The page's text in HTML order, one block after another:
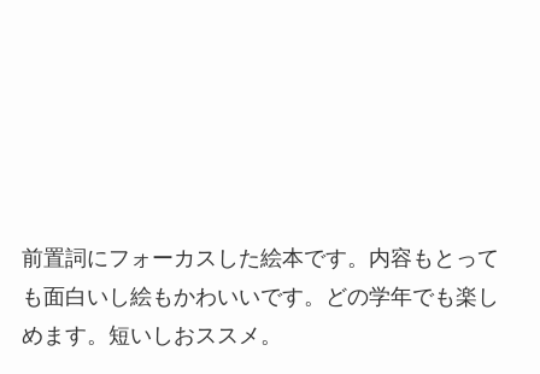
前置詞にフォーカスした絵本です。内容もとって
も面白いし絵もかわいいです。どの学年でも楽し
めます。短いしおススメ。